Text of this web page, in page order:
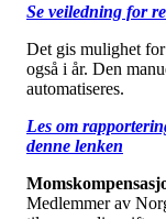
Se veiledning for
Det gis mulighet
også i år. Den
automatiseres.
Les om
denne lenken
Medlemmer av